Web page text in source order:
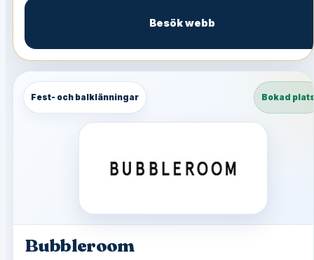
Besök webb
Fest- och balklänningar Bokad
Bubbleroom